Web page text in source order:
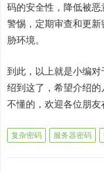
码的安全性，降低被
警惕，定期审查和更
胁环境。
到此，以上就是小编对
绍到这了，希望介绍
不懂的，欢迎各位朋友
复杂密码 服务器密码